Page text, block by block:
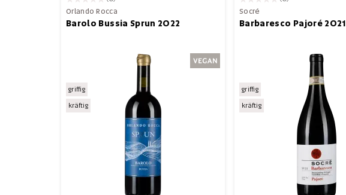
Orlando Rocca
Barolo Bussia Sprun 2022
griffig
kräftig
Socré
Barbaresco Pajoré 2021
griffig
kräftig